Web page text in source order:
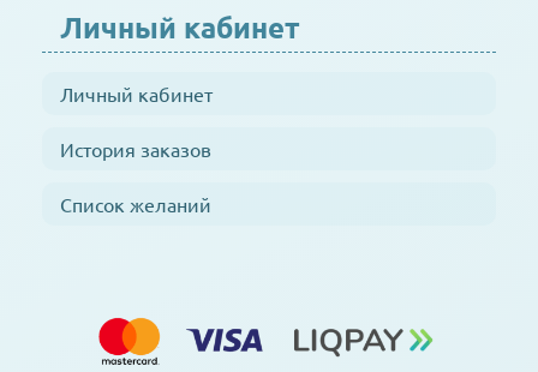
Личный кабинет
Личный кабинет
История заказов
Список желаний